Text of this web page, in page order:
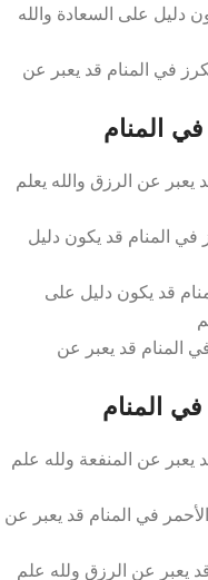
دليل على السعادة والله
في المنام قد يعبر عن
المنام
عن الرزق والله يعلم
المنام قد يكون دليل
قد يكون دليل على
المنام قد يعبر عن
المنام
يعبر عن المنفعة ولله علم
في المنام قد يعبر عن
قد يعبر عن الرزق ولله علم